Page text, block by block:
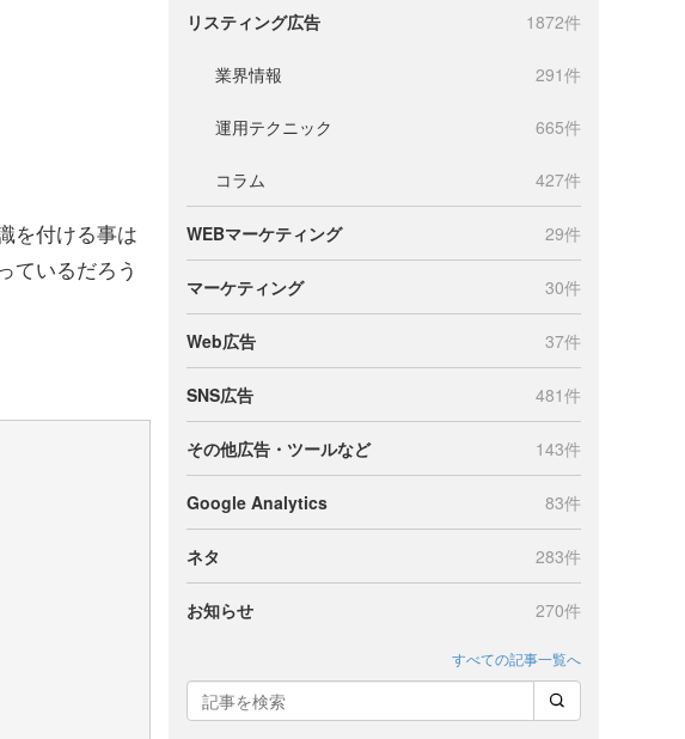
を付ける事は
ているだろう
リスティング広告 1872件
業界情報 291件
運用テクニック 665件
コラム 427件
WEBマーケティング 29件
マーケティング 30件
Web広告 37件
SNS広告 481件
その他広告・ツールなど 143件
Google Analytics 83件
ネタ 283件
お知らせ 270件
すべての記事一覧へ